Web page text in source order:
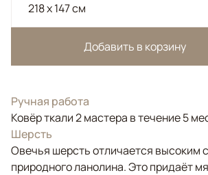
218 x 147 см
Добавить в корзину
Ручная работа
Ковёр ткали 2 мастера в течение 5
Шерсть
Овечья шерсть отличается высоким
природного ланолина. Это придаёт